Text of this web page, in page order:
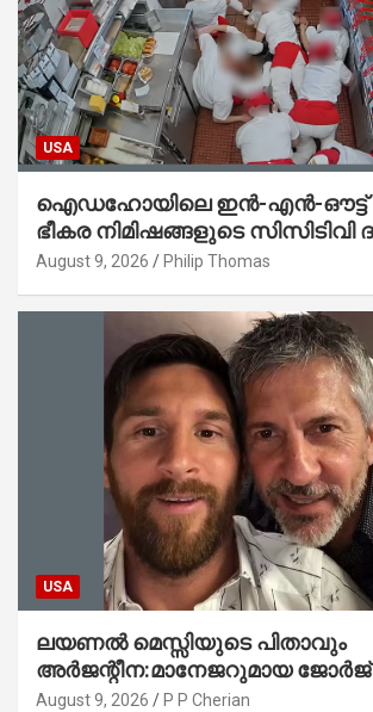
USA
ഐഡഹോയിലെ ഇൻ-എൻ-ഔട്ട്
ഭീകര നിമിഷങ്ങളുടെ
പുറത്ത്; ആക്രമണത്തിന്
August 9, 2026 Philip Thomas
USA
ലയണൽ മെസ്സിയുടെ പിതാവും
അർജന്റീന:മാനേജറുമായ ജോർജ്
അന്തരിച്ചു
August 9, 2026 P P Cherian